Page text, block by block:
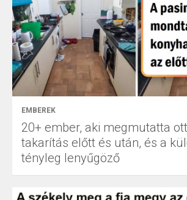
EMBEREK
20+ ember, aki megmutatta
takarítás előtt és után, és a
tényleg lenyűgöző